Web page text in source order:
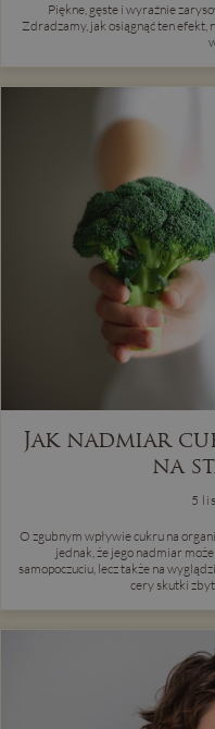
Piękne, gęste i wyraźnie
Zdradzamy, jak osiągnąć ten efekt,
Jak nadmiar
na
5
O zgubnym wpływie cukru na
jednak, że jego nadmiar
samopoczuciu, lecz także na
cery skutki